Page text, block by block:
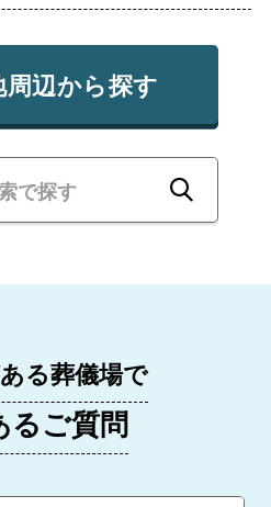
周辺から探す
る葬儀場で
るご質問